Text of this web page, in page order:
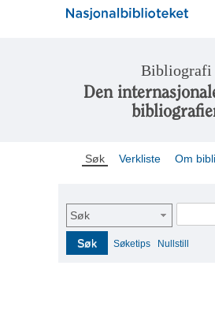
Bibliografi
Den
Søk Verkliste Om
Søk
Søk Søketips Nullstill